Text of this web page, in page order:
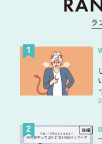
to turn off the
こんな風に、日常的にと
Don’t forget to ～. よりも
友達、職場の人に対して
ぜひ使ってみてください
★他の問題にもチャレン